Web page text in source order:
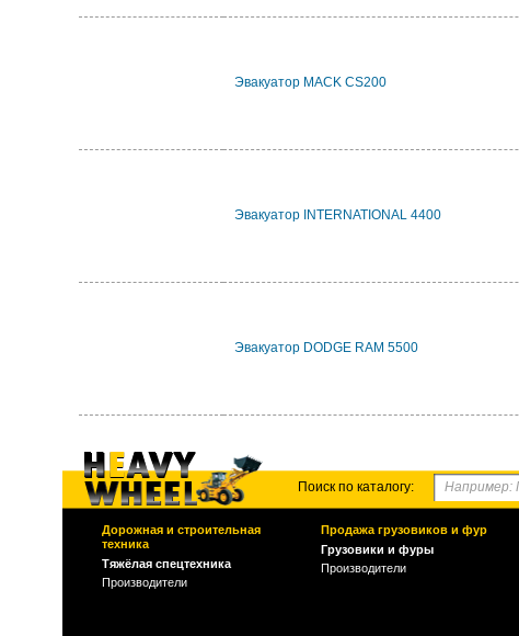
Эвакуатор MACK CS200
Эвакуатор INTERNATIONAL 4400
Эвакуатор DODGE RAM 5500
Поиск по каталогу:
Дорожная и строительная
техника
Тяжёлая спецтехника
Производители
Продажа грузовиков и фур
Грузовики и фуры
Производители